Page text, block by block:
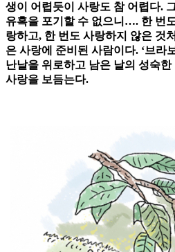
생이 어렵듯이 사랑도 참 어렵다.
유혹을 포기할 수 없으니…. 한 번
랑하고, 한 번도 사랑하지 않은 것
은 사랑에 준비된 사람이다. ‘브라
난날을 위로하고 남은 날의 성숙
사랑을 보듬는다.